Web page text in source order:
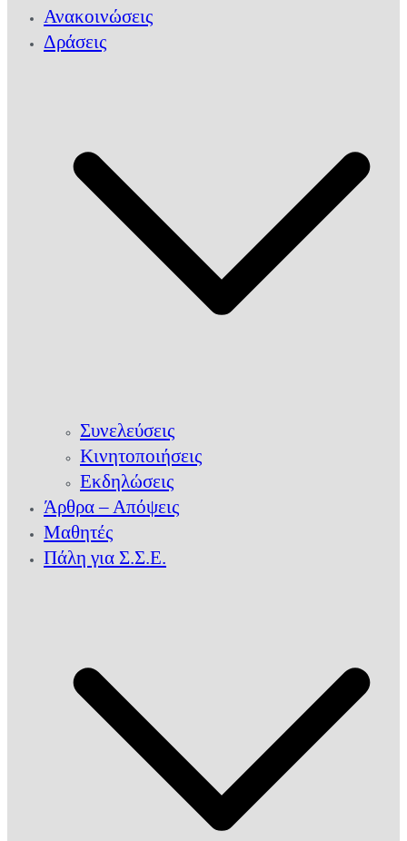
Ανακοινώσεις
Δράσεις
Συνελεύσεις
Κινητοποιήσεις
Εκδηλώσεις
Άρθρα – Απόψεις
Μαθητές
Πάλη για Σ.Σ.Ε.